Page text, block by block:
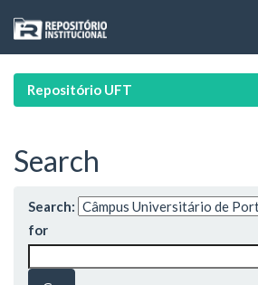
navigation
Repositório UFT
Search
Search:
for